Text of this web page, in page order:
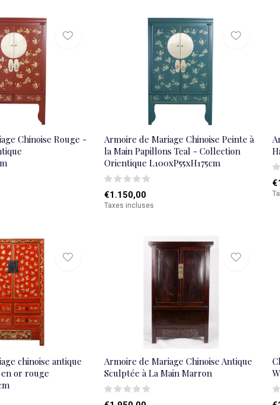
Chinoise Rouge -
Armoire de Mariage Chinoise Peinte à
la Main Papillons Teal - Collection
Orientique L100xP55xH175cm
€1.150,00
Taxes incluses
chinoise antique
or rouge
Armoire de Mariage Chinoise Antique
Sculptée à La Main Marron